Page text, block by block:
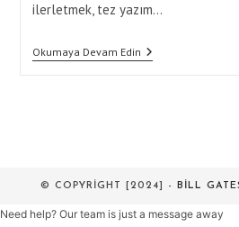
ilerletmek, tez yazım…
Okumaya Devam EdinAraştırmayı
Etkili
© COPYRIGHT [2024] - BILL
Need help? Our team is just a message away